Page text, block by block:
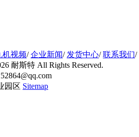
机视频/企业新闻/ 发货中心/联系我们/
耐斯特 All Rights Reserved.
园区 Sitemap